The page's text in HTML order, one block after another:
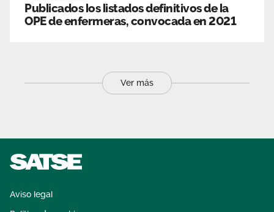
Publicados los listados definitivos de la
OPE de enfermeras, convocada en 2021
Ver más
Aviso legal